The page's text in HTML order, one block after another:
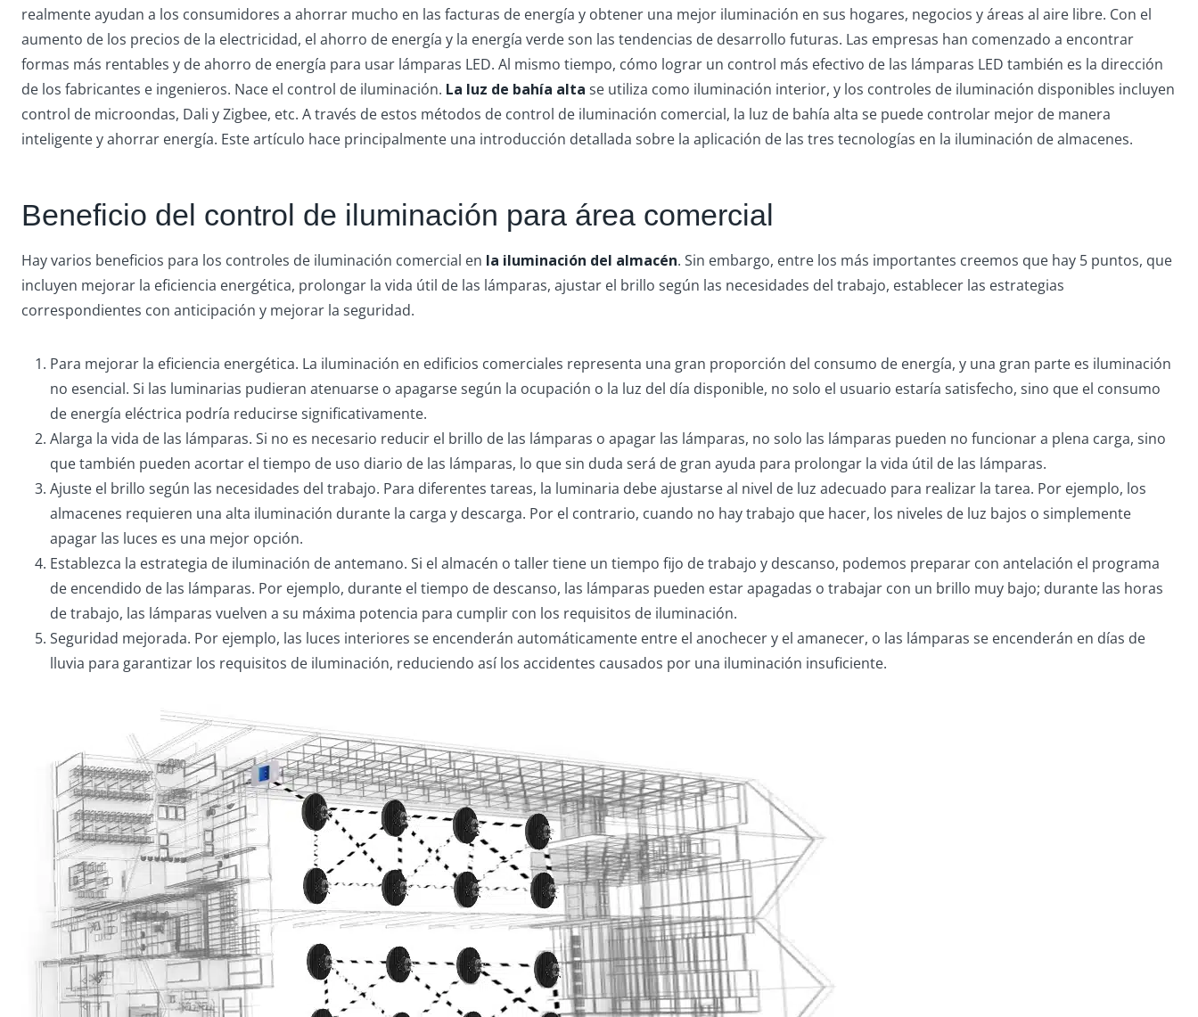
realmente ayudan a los consumidores a ahorrar mucho en las facturas de energía y obtener una mejor iluminación en sus hogares, negocios y áreas al aire libre. Con el
aumento de los precios de la electricidad, el ahorro de energía y la energía verde son las tendencias de desarrollo futuras. Las empresas han comenzado a encontrar
formas más rentables y de ahorro de energía para usar lámparas LED. Al mismo tiempo, cómo lograr un control más efectivo de las lámparas LED también es la dirección
de los fabricantes e ingenieros. Nace el control de iluminación. La luz de bahía alta se utiliza como iluminación interior, y los controles de iluminación disponibles incluyen
control de microondas, Dali y Zigbee, etc. A través de estos métodos de control de iluminación comercial, la luz de bahía alta se puede controlar mejor de manera
inteligente y ahorrar energía. Este artículo hace principalmente una introducción detallada sobre la aplicación de las tres tecnologías en la iluminación de almacenes.
Beneficio del control de iluminación para área comercial
Hay varios beneficios para los controles de iluminación comercial en la iluminación del almacén. Sin embargo, entre los más importantes creemos que hay 5 puntos, que
incluyen mejorar la eficiencia energética, prolongar la vida útil de las lámparas, ajustar el brillo según las necesidades del trabajo, establecer las estrategias
correspondientes con anticipación y mejorar la seguridad.
Para mejorar la eficiencia energética. La iluminación en edificios comerciales representa una gran proporción del consumo de energía, y una gran parte es iluminación
no esencial. Si las luminarias pudieran atenuarse o apagarse según la ocupación o la luz del día disponible, no solo el usuario estaría satisfecho, sino que el consumo
de energía eléctrica podría reducirse significativamente.
Alarga la vida de las lámparas. Si no es necesario reducir el brillo de las lámparas o apagar las lámparas, no solo las lámparas pueden no funcionar a plena carga, sino
que también pueden acortar el tiempo de uso diario de las lámparas, lo que sin duda será de gran ayuda para prolongar la vida útil de las lámparas.
Ajuste el brillo según las necesidades del trabajo. Para diferentes tareas, la luminaria debe ajustarse al nivel de luz adecuado para realizar la tarea. Por ejemplo, los
almacenes requieren una alta iluminación durante la carga y descarga. Por el contrario, cuando no hay trabajo que hacer, los niveles de luz bajos o simplemente
apagar las luces es una mejor opción.
Establezca la estrategia de iluminación de antemano. Si el almacén o taller tiene un tiempo fijo de trabajo y descanso, podemos preparar con antelación el programa
de encendido de las lámparas. Por ejemplo, durante el tiempo de descanso, las lámparas pueden estar apagadas o trabajar con un brillo muy bajo; durante las horas
de trabajo, las lámparas vuelven a su máxima potencia para cumplir con los requisitos de iluminación.
Seguridad mejorada. Por ejemplo, las luces interiores se encenderán automáticamente entre el anochecer y el amanecer, o las lámparas se encenderán en días de
lluvia para garantizar los requisitos de iluminación, reduciendo así los accidentes causados por una iluminación insuficiente.